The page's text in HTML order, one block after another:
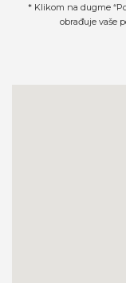
* Klikom na dugme
obrađuje vaše